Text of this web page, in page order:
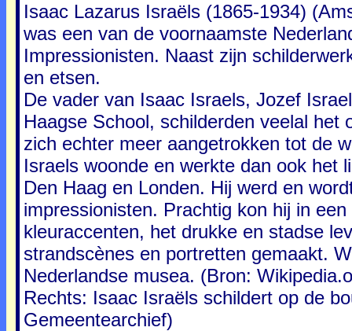
Isaac Lazarus Israëls (1865-1934)
was een van de voornaamste
Impressionisten. Naast zijn
en etsen.
De vader van Isaac Israels, Jozef
Haagse School, schilderden veelal
zich echter meer aangetrokken tot de
Israels woonde en werkte dan ook het
Den Haag en Londen. Hij werd en
impressionisten. Prachtig kon hij in
kleuraccenten, het drukke en stadse
strandscènes en portretten gemaakt.
Nederlandse musea. (Bron:
Rechts: Isaac Israëls schildert op de
Gemeentearchief)